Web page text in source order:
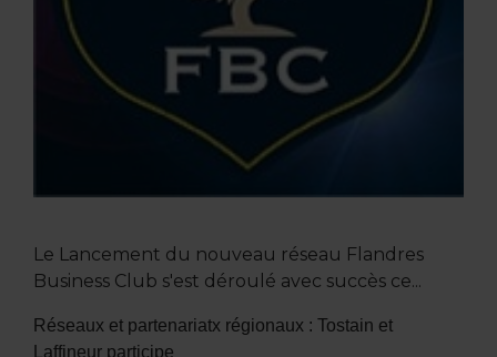
Le Lancement du nouveau réseau Flandres
Business Club s'est déroulé avec succès ce...
Réseaux et partenariatx régionaux : Tostain et
Laffineur participe